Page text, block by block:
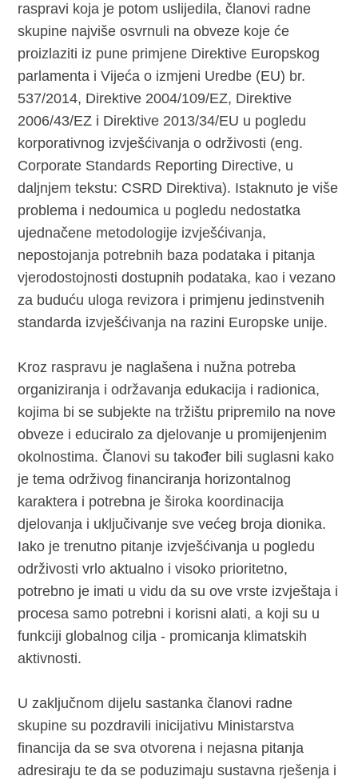
raspravi koja je potom uslijedila, članovi radne
skupine najviše osvrnuli na obveze koje će
proizlaziti iz pune primjene Direktive Europskog
parlamenta i Vijeća o izmjeni Uredbe (EU) br.
537/2014, Direktive 2004/109/EZ, Direktive
2006/43/EZ i Direktive 2013/34/EU u pogledu
korporativnog izvješćivanja o održivosti (eng.
Corporate Standards Reporting Directive, u
daljnjem tekstu: CSRD Direktiva). Istaknuto je više
problema i nedoumica u pogledu nedostatka
ujednačene metodologije izvješćivanja,
nepostojanja potrebnih baza podataka i pitanja
vjerodostojnosti dostupnih podataka, kao i vezano
za buduću uloga revizora i primjenu jedinstvenih
standarda izvješćivanja na razini Europske unije.
Kroz raspravu je naglašena i nužna potreba
organiziranja i održavanja edukacija i radionica,
kojima bi se subjekte na tržištu pripremilo na nove
obveze i educiralo za djelovanje u promijenjenim
okolnostima. Članovi su također bili suglasni kako
je tema održivog financiranja horizontalnog
karaktera i potrebna je široka koordinacija
djelovanja i uključivanje sve većeg broja dionika.
Iako je trenutno pitanje izvješćivanja u pogledu
održivosti vrlo aktualno i visoko prioritetno,
potrebno je imati u vidu da su ove vrste izvještaja i
procesa samo potrebni i korisni alati, a koji su u
funkciji globalnog cilja - promicanja klimatskih
aktivnosti.
U zaključnom dijelu sastanka članovi radne
skupine su pozdravili inicijativu Ministarstva
financija da se sva otvorena i nejasna pitanja
adresiraju te da se poduzimaju sustavna rješenja i